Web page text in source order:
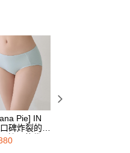
home
付」服務完成之
關給付款項請
意方可使用
公司不負相關責
Pie] IN
碑炸裂的超
絲™莫代爾
腰三角內褲-